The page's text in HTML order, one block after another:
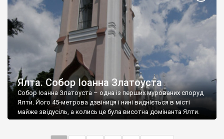
Ялта. Собор Іоанна Златоуста
Собор Іоанна Златоуста – одна із перших мурованих споруд
Ялти. Його 45-метрова дзвіниця і нині видніється в місті
майже звідусіль, а колись це була висотна домінанта Ялти.